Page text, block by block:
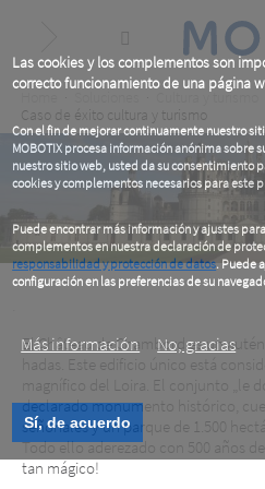
Las cookies y los complementos son
correcto funcionamiento de una página
Con el fin de mejorar continuamente nuestro
MOBOTIX procesa información anónima sobre
nuestro sitio web, usted da su consentimiento
cookies y complementos necesarios para este
Puede encontrar más información y ajustes
complementos en nuestra declaración de
responsabilidad y protección de datos. Puede
configuración en las preferencias de su
Más información
No, gracias
Sí, de acuerdo
content
Breadcrumb
Cultura y turismo
Caso de éxito cultura y turismo
Le domaine national
El Château de Chambord es un
hadas. Este edificio único está
magnífico del Loira. El conjunto „le
declarado monumento histórico,
señoriales y un parque de 1.500
Todo ello aderezado con 500 años
tan mágico!